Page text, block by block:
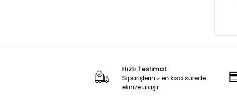
Hızlı Teslimat
Siparişleriniz en kısa sürede
elinize ulaşır.